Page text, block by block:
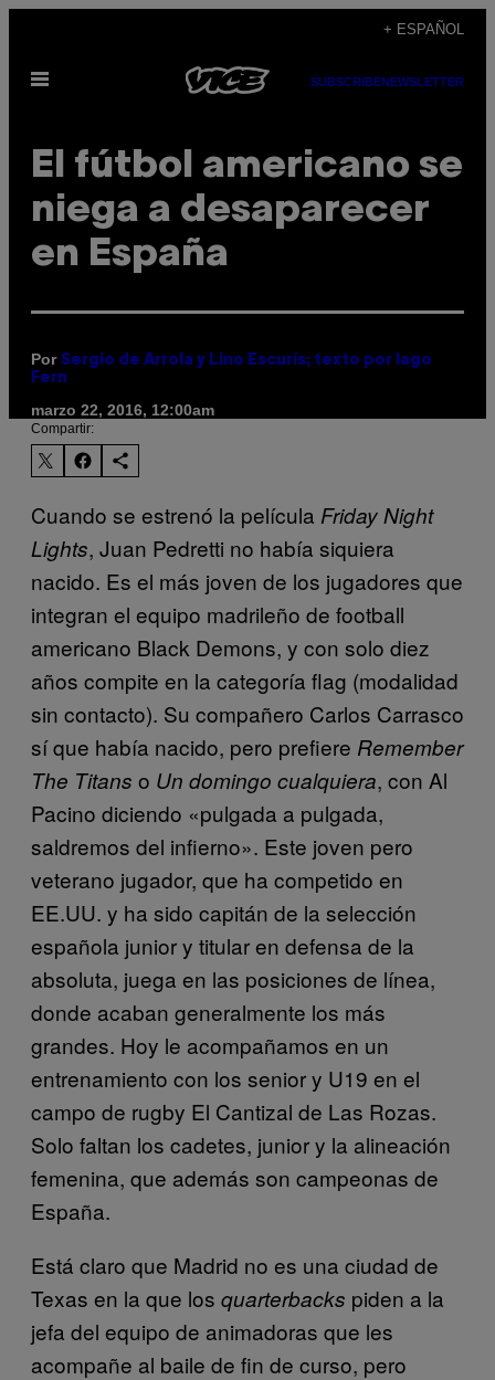
contenido
+ ESPAÑOL
Abrir
SUBSCRIBENEWSLETTER
El fútbol americano se
niega a desaparecer
en España
Por Sergio de Arrola y Lino Escurís; texto por Iago
Fern
marzo 22, 2016, 12:00am
Compartir:
Cuando se estrenó la película Friday Night
Lights, Juan Pedretti no había siquiera
nacido. Es el más joven de los jugadores que
integran el equipo madrileño de football
americano Black Demons, y con solo diez
años compite en la categoría flag (modalidad
sin contacto). Su compañero Carlos Carrasco
sí que había nacido, pero prefiere Remember
The Titans o Un domingo cualquiera, con Al
Pacino diciendo «pulgada a pulgada,
saldremos del infierno». Este joven pero
veterano jugador, que ha competido en
EE.UU. y ha sido capitán de la selección
española junior y titular en defensa de la
absoluta, juega en las posiciones de línea,
donde acaban generalmente los más
grandes. Hoy le acompañamos en un
entrenamiento con los senior y U19 en el
campo de rugby El Cantizal de Las Rozas.
Solo faltan los cadetes, junior y la alineación
femenina, que además son campeonas de
España.
Está claro que Madrid no es una ciudad de
Texas en la que los quarterbacks piden a la
jefa del equipo de animadoras que les
acompañe al baile de fin de curso, pero